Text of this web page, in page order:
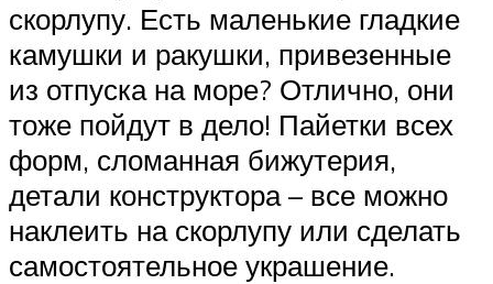
скорлупу. Есть маленькие гладкие
камушки и ракушки, привезенные
из отпуска на море? Отлично, они
тоже пойдут в дело! Пайетки всех
форм, сломанная бижутерия,
детали конструктора – все можно
наклеить на скорлупу или сделать
самостоятельное украшение.